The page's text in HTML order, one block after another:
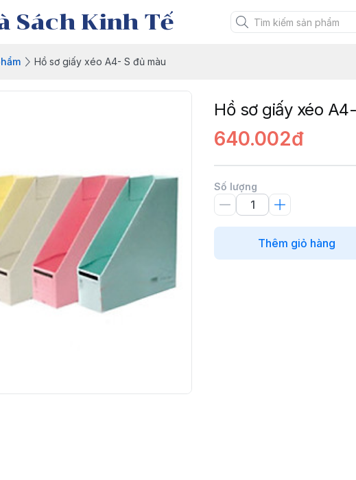
Sách Kinh Tế
Hồ sơ giấy xéo A4- S đủ màu
Hồ sơ giấy xéo
640.002đ
Số lượng
Thêm giỏ hàng